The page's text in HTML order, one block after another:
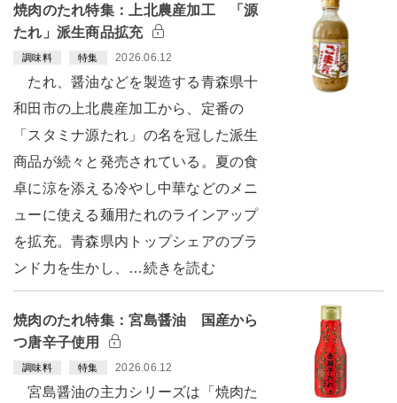
焼肉のたれ特集：上北農産加工 「源
たれ」派生商品拡充
調味料 特集 2026.06.12
たれ、醤油などを製造する青森県十
和田市の上北農産加工から、定番の
「スタミナ源たれ」の名を冠した派生
商品が続々と発売されている。夏の食
卓に涼を添える冷やし中華などのメニ
ューに使える麺用たれのラインアップ
を拡充。青森県内トップシェアのブラ
ンド力を生かし、…続きを読む
焼肉のたれ特集：宮島醤油 国産から
つ唐辛子使用
調味料 特集 2026.06.12
宮島醤油の主力シリーズは「焼肉た